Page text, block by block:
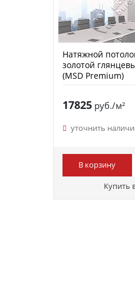
Натяжной
золотой
(MSD Premium)
17825руб./м²
уточнить
В корзину
Купить